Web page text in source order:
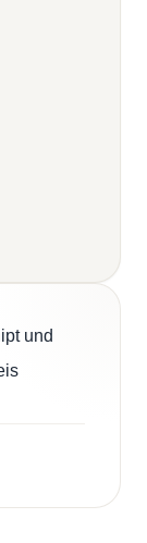
und